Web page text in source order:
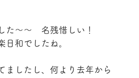
た〜〜　名残惜しい！
日和でしたね。
ましたし、何より去年から